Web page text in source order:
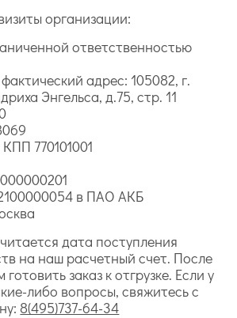
организации:
ответственностью
адрес: 105082, г.
Энгельса, д.75, стр. 11
770101001
в ПАО АКБ
дата поступления
на наш расчетный счет. После
заказ к отгрузке. Если у
либо вопросы, свяжитесь с
8(495)737-64-34